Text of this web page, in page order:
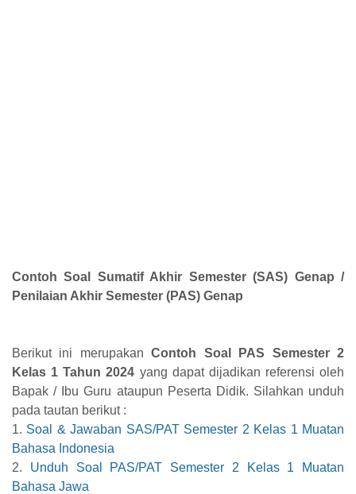
Contoh Soal Sumatif Akhir Semester (SAS) Genap /
Penilaian Akhir Semester (PAS) Genap
Berikut ini merupakanContoh Soal PAS Semester 2
Kelas 1 Tahun 2024 yang dapat dijadikan referensi oleh
Bapak / Ibu Guru ataupun Peserta Didik. Silahkan unduh
pada tautan berikut :
1. Soal & Jawaban SAS/PAT Semester 2 Kelas 1 Muatan
Bahasa Indonesia
2. Unduh Soal PAS/PAT Semester 2 Kelas 1 Muatan
Bahasa Jawa